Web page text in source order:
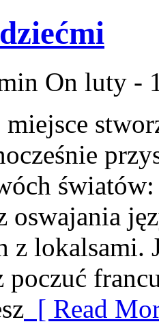
On luty -
oswajania
z lokalsami.
poczuć
[ Read